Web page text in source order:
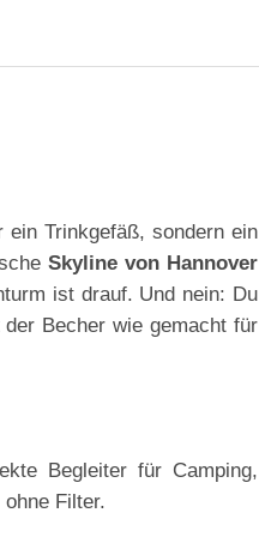
Trinkgefäß, sondern ein
Skyline von Hannover
ist drauf. Und nein: Du
Becher wie gemacht für
Begleiter für Camping,
Filter.